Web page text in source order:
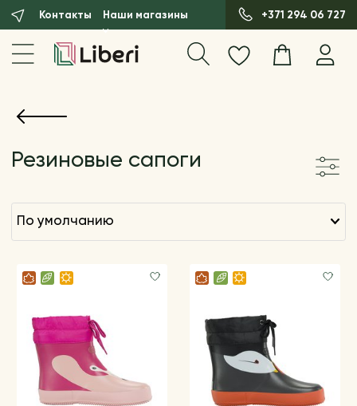
Контакты Наши магазины +371 294 06 727
Резиновые сапоги
по умолчанию